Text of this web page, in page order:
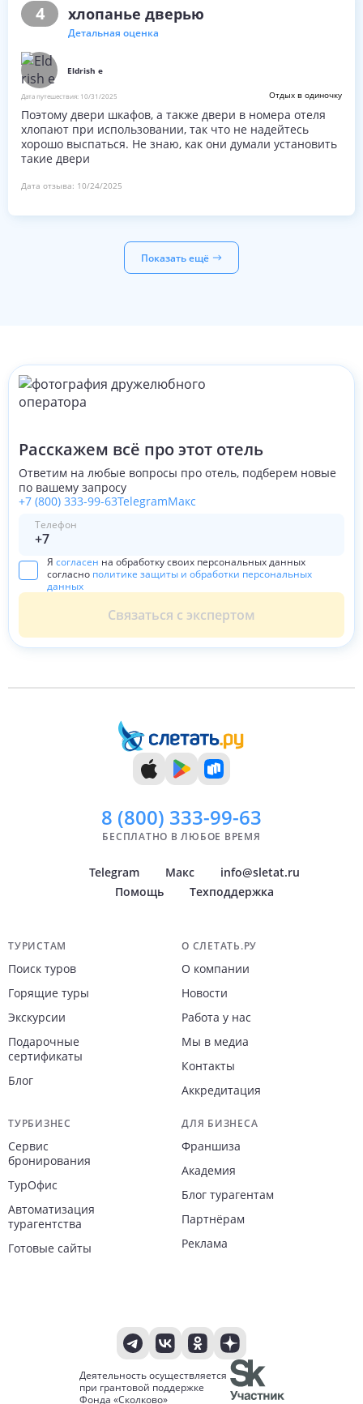
4 хлопанье дверью
Детальная оценка
Eldrish e
Дата путешествия: 10/31/2025 Отдых в одиночку
Поэтому двери шкафов, а также двери в номера отеля
хлопают при использовании, так что не надейтесь
хорошо выспаться. Не знаю, как они думали установить
такие двери
Дата отзыва: 10/24/2025
Показать ещё
Расскажем всё про этот отель
Ответим на любые вопросы про отель, подберем новые
по вашему запросу
+7 (800) 333-99-63TelegramМакс
Телефон
Я согласен на обработку своих персональных данных
согласно политике защиты и обработки персональных
данных
Связаться с экспертом
8 (800) 333-99-63
БЕСПЛАТНО В ЛЮБОЕ ВРЕМЯ
Telegram Макс
info@sletat.ru
Помощь
Техподдержка
Навигация по сайту
ТУРИСТАМ
Поиск туров
Горящие туры
Экскурсии
Подарочные
сертификаты
Блог
О СЛЕТАТЬ.РУ
О компании
Новости
Работа у нас
Мы в медиа
Контакты
Аккредитация
ТУРБИЗНЕС
Сервис
бронирования
ТурОфис
Автоматизация
турагентства
Готовые сайты
ДЛЯ БИЗНЕСА
Франшиза
Академия
Блог турагентам
Партнёрам
Реклама
Деятельность осуществляется
при грантовой поддержке
Фонда «Сколково»